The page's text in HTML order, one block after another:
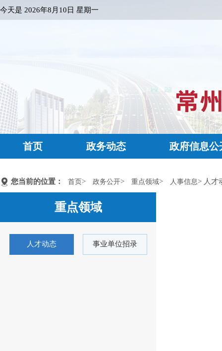
今天是 2026年8月10日 星期一
首页 政务动态 政府信息公
您当前的位置： 首页> 政务公开> 重点领域> 人事信息> 人才
重点领域
人才动态 事业单位招录